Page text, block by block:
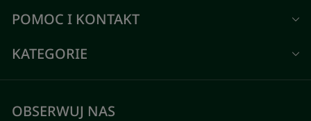
POMOC I KONTAKT
KATEGORIE
OBSERWUJ NAS